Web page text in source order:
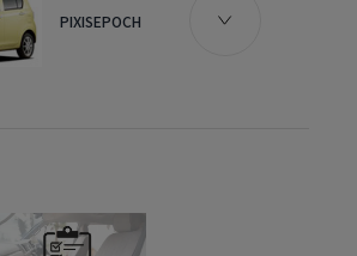
PIXISEPOCH